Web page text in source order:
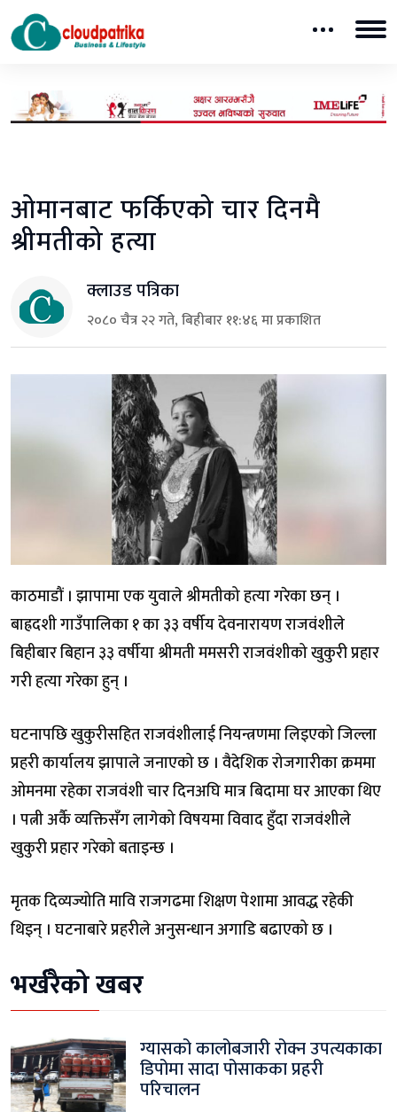
ओमानबाट फर्किएको चार दिनमै
श्रीमतीको हत्या
क्लाउड पत्रिका
२०८० चैत्र २२ गते, बिहीबार ११:४६ मा प्रकाशित
काठमाडौं । झापामा एक युवाले श्रीमतीको हत्या गरेका छन् ।
बाह्रदशी गाउँपालिका १ का ३३ वर्षीय देवनारायण राजवंशीले
बिहीबार बिहान ३३ वर्षीया श्रीमती ममसरी राजवंशीको खुकुरी प्रहार
गरी हत्या गरेका हुन् ।
घटनापछि खुकुरीसहित राजवंशीलाई नियन्त्रणमा लिइएको जिल्ला
प्रहरी कार्यालय झापाले जनाएको छ । वैदेशिक रोजगारीका क्रममा
ओमनमा रहेका राजवंशी चार दिनअघि मात्र बिदामा घर आएका थिए
। पत्नी अर्कै व्यक्तिसँग लागेको विषयमा विवाद हुँदा राजवंशीले
खुकुरी प्रहार गरेको बताइन्छ ।
मृतक दिव्यज्योति मावि राजगढमा शिक्षण पेशामा आवद्ध रहेकी
थिइन् । घटनाबारे प्रहरीले अनुसन्धान अगाडि बढाएको छ ।
भर्खरैको खबर
ग्यासको कालोबजारी रोक्न उपत्यकाका
डिपोमा सादा पोसाकका प्रहरी
परिचालन